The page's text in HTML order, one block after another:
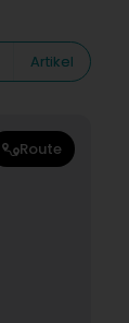
Artikel
Route